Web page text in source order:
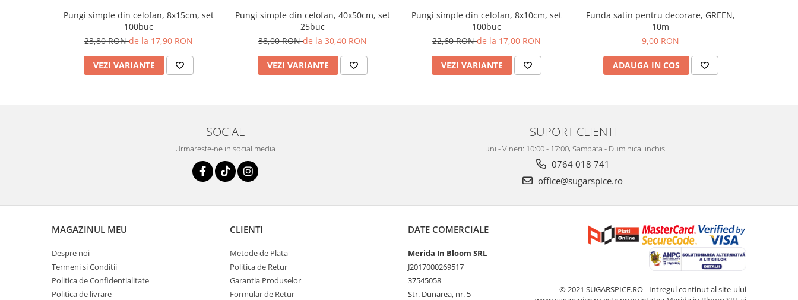
Pungi simple din celofan, 8x15cm, set
100buc
23,80 RONde la 17,90 RON
VEZI VARIANTE
Pungi simple din celofan, 40x50cm, set
25buc
38,00 RONde la 30,40 RON
VEZI VARIANTE
Pungi simple din celofan, 8x10cm, set
100buc
22,60 RONde la 17,00 RON
VEZI VARIANTE
Funda satin pentru decorare, GREEN,
10m
9,00 RON
ADAUGA IN COS
SOCIAL
Urmareste-ne in social media
SUPORT CLIENTI
Luni - Vineri: 10:00 - 17:00, Sambata - Duminica: inchis
0764 018 741
office@sugarspice.ro
MAGAZINUL MEU
Despre noi
Termeni si Conditii
Politica de Confidentialitate
Politica de livrare
CLIENTI
Metode de Plata
Politica de Retur
Garantia Produselor
Formular de Retur
DATE COMERCIALE
Merida In Bloom SRL
J2017000269517
37545058
Str. Dunarea, nr. 5
© 2021 SUGARSPICE.RO - Intregul continut al site-ului